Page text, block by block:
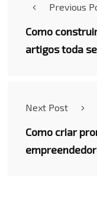
Previous
Como
artigos toda
Next Post
Como criar